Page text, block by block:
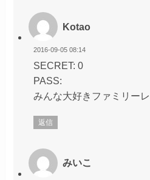
Kotao
2016-09-05 08:14
SECRET: 0
PASS:
みんな大好きファミリー
返信
みいこ